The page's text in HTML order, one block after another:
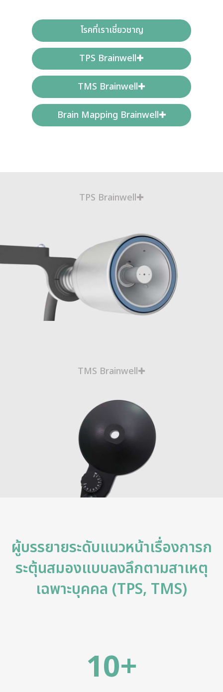
โรคที่เราเชี่ยวชาญ
TPS Brainwell✚
TMS Brainwell✚
Brain Mapping Brainwell✚
TPS Brainwell✚
TMS Brainwell✚
ผู้บรรยายระดับแนวหน้าเรื่องการก
ระตุ้นสมองแบบลงลึกตามสาเหตุ
เฉพาะบุคคล (TPS, TMS)
10+